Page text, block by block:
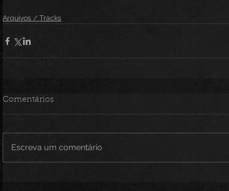
Arquivos / Tracks
Comentários
Escreva um comentário